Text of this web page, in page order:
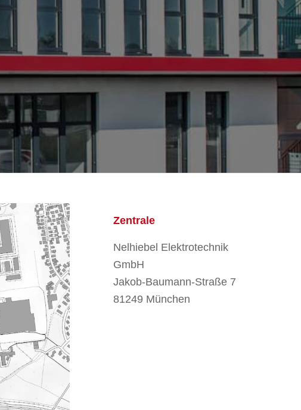
Zentrale
Nelhiebel Elektrotechnik
GmbH
Jakob-Baumann-Straße 7
81249 München